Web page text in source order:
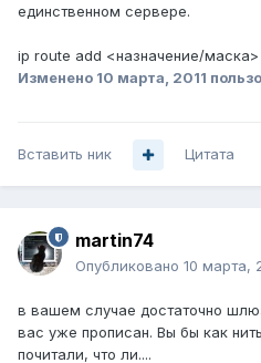
единственном сервере.
ip route add <назначение/
Изменено 10 марта, 2011
Вставить ник Цитата
martin74
Опубликовано 10 марта,
в вашем случае достаточно
вас уже прописан. Вы бы как
почитали, что ли....